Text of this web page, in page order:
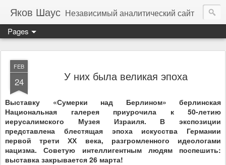
Яков Шаус Независимый аналитический сайт
Pages
FEB
24 У них была великая эпоха
Выставку «Сумерки над Берлином» берлинская
Национальная галерея приурочила к 50-летию
иерусалимского Музея Израиля. В экспозиции
представлена блестящая эпоха искусства Германии
первой трети ХХ века, разгромленного идеологами
нацизма. Советую интеллигентным людям поспешить:
выставка закрывается 26 марта!